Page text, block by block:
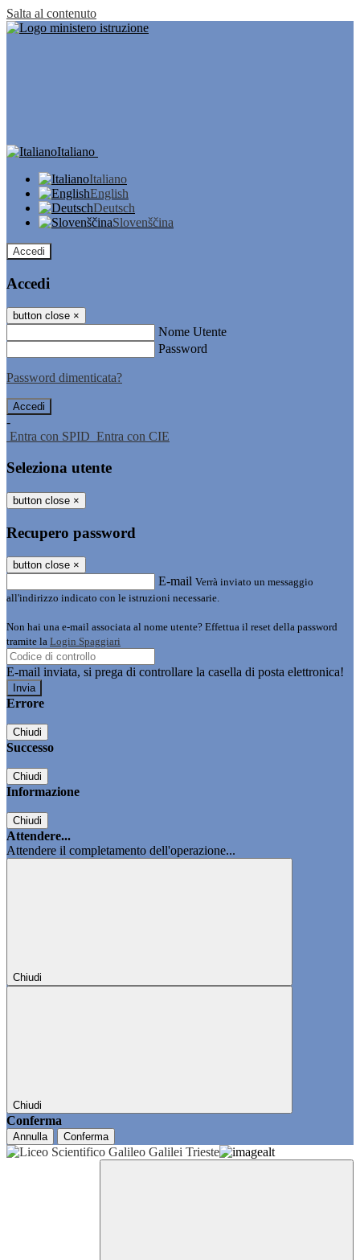
Salta al contenuto
Italiano
Italiano
English
Deutsch
Slovenščina
Accedi
Accedi
button close ×
Nome Utente
Password
Password dimenticata?
-
Entra con SPID Entra con CIE
Seleziona utente
button close ×
Recupero password
button close ×
E-mail Verrà inviato un messaggio
all'indirizzo indicato con le istruzioni necessarie.
Non hai una e-mail associata al nome utente? Effettua il reset della password
tramite la Login Spaggiari
E-mail inviata, si prega di controllare la casella di posta elettronica!
Errore
Chiudi
Successo
Chiudi
Informazione
Chiudi
Attendere...
Attendere il completamento dell'operazione...
Chiudi
Chiudi
Conferma
Annulla Conferma